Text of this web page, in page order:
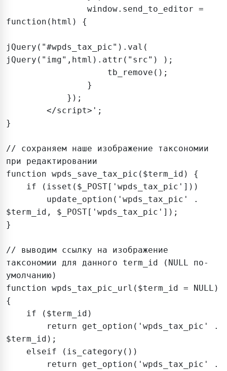
function(html) {
jQuery("#wpds_tax_pic").val(
jQuery("img",html).attr("src") );
}
// сохраняем наше изображение таксономии
при редактировании
function wpds_save_tax_pic($term_id) {
$term_id, $_POST['wpds_tax_pic']);
}
// выводим ссылку на изображение
таксономии для данного term_id (NULL по-
умолчанию)
function wpds_tax_pic_url($term_id = NULL)
{
$term_id);